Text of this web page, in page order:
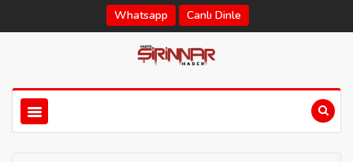
Whatsapp Canlı Dinle